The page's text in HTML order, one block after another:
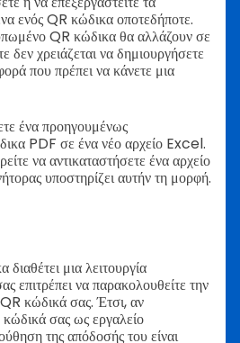
ενός QR κώδικα οποτεδήποτε.
QR κώδικα θα αλλάζουν σε
δεν χρειάζεται να δημιουργήσετε
που πρέπει να κάνετε μια
ένα προηγουμένως
PDF σε ένα νέο αρχείο Excel.
να αντικαταστήσετε ένα αρχείο
υποστηρίζει αυτήν τη μορφή.
μια λειτουργία
επιτρέπει να παρακολουθείτε την
κώδικά σας. Έτσι, αν
κώδικά σας ως εργαλείο
της απόδοσής του είναι